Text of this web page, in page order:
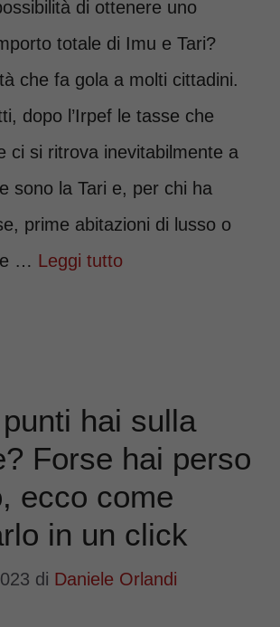
di ottenere uno
totale di Imu e Tari?
che fa gola a molti cittadini.
dopo l’Irpef le tasse che
ci si ritrova inevitabilmente a
sono la Tari e, per chi ha
prime abitazioni di lusso o
… Leggi tutto
hai sulla
Forse hai perso
ecco come
in un click
di Daniele Orlandi